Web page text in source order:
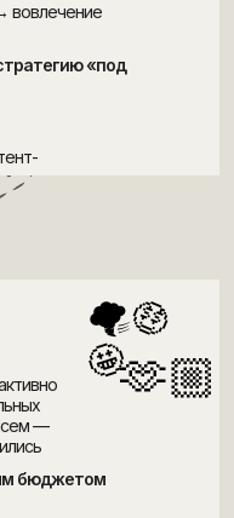
🤩
🤑
🌪
🫶🏼
—
бюджетом
вовлечение
«под